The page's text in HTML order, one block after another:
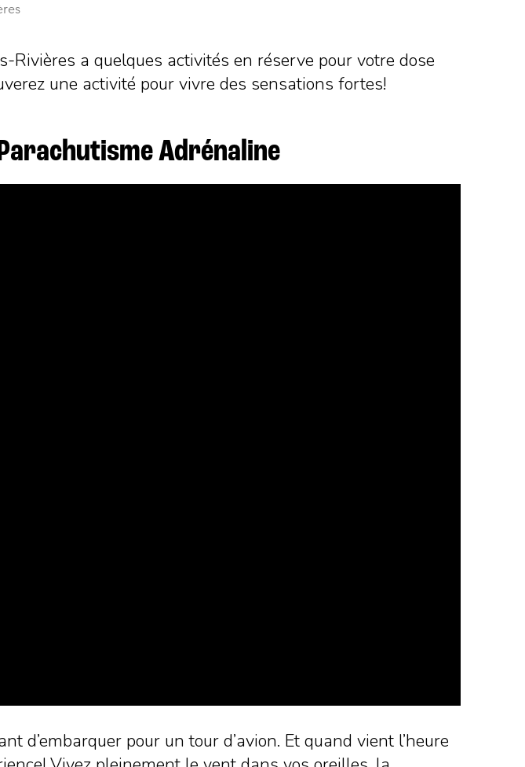
Rivières a quelques activités en réserve pour votre dose
une activité pour vivre des sensations fortes!
Adrénaline
d’embarquer pour un tour d’avion. Et quand vient l’heure